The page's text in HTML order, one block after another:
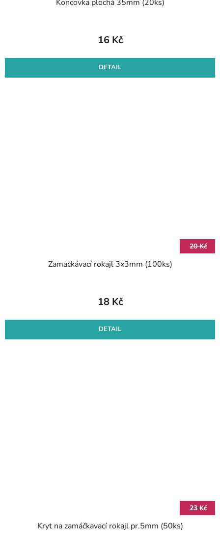
Koncovka plochá 35mm (20ks)
16 Kč
DETAIL
20 Kč
Zamačkávací rokajl 3x3mm (100ks)
18 Kč
DETAIL
23 Kč
Kryt na zamáčkavací rokajl pr.5mm (50ks)